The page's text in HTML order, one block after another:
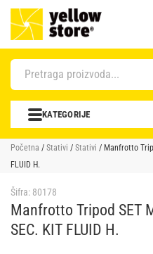
KATEGORIJE
Početna / Stativi / Stativi / Manfrotto
FLUID H.
Šifra: 80178
Manfrotto Tripod SET
SEC. KIT FLUID H.